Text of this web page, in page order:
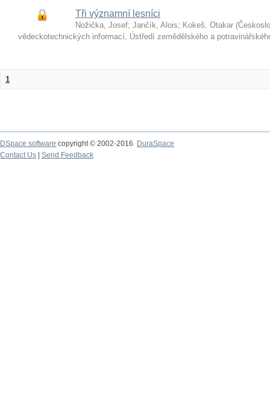
Tři významní lesníci
Nožička, Josef; Jančík, Alois; Kokeš, Otakar (
vědeckotechnických informací, Ústředí zemědělského a
1
DSpace software copyright © 2002-2016
DuraSpace
Contact Us
Send Feedback